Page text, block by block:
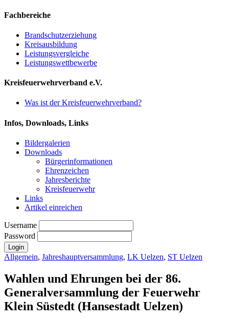
Fachbereiche
Brandschutzerziehung
Kreisausbildung
Leistungsvergleiche
Leistungswettbewerbe
Kreisfeuerwehrverband e.V.
Was ist der Kreisfeuerwehrverband?
Infos, Downloads, Links
Bildergalerien
Downloads
Bürgerinformationen
Ehrenzeichen
Jahresberichte
Kreisfeuerwehr
Links
Artikel einreichen
Username
Password
Allgemein, Jahreshauptversammlung, LK Uelzen, ST Uelzen
Wahlen und Ehrungen bei der 86.
Generalversammlung der Feuerwehr
Klein Süstedt (Hansestadt Uelzen)